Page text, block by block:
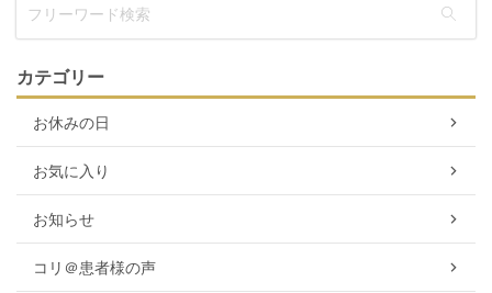
カテゴリー
お休みの日
お気に入り
お知らせ
コリ＠患者様の声